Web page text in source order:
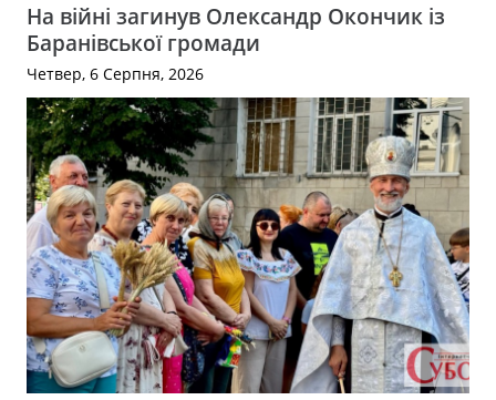
На війні загинув Олександр Окончик із
Баранівської громади
Четвер, 6 Серпня, 2026